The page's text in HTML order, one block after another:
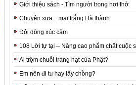
Giới thiệu sách - Tìm người trong hơi thở
Chuyện xưa... mai trắng Hà thành
Đôi dòng xúc cảm
108 Lời tự tại – Nâng cao phẩm chất cuộc
Ai trộm chuỗi tràng hạt của Phật?
Em nên đi tu hay lấy chồng?